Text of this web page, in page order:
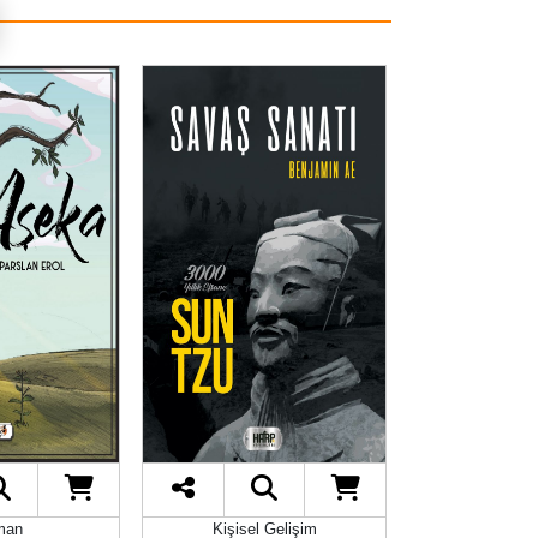
Kişisel Gelişim